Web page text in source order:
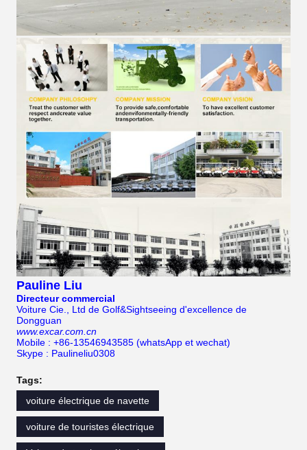
Pauline Liu
Directeur commercial
Voiture Cie., Ltd de Golf&Sightseeing d'excellence de
Dongguan
www.excar.com.cn
Mobile : +86-13546943585 (whatsApp et wechat)
Skype : Paulineliu0308
Tags:
voiture électrique de navette
voiture de touristes électrique